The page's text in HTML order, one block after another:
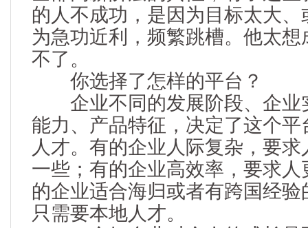
的人不成功，是因为目标太大
为急功近利，频繁跳槽。他太
不了。
你选择了怎样的平台？
企业不同的发展阶段、企业
能力、产品特征，决定了这个
人才。有的企业人际复杂，要
一些；有的企业高效率，要求
的企业适合海归或者有跨国经
只需要本地人才。